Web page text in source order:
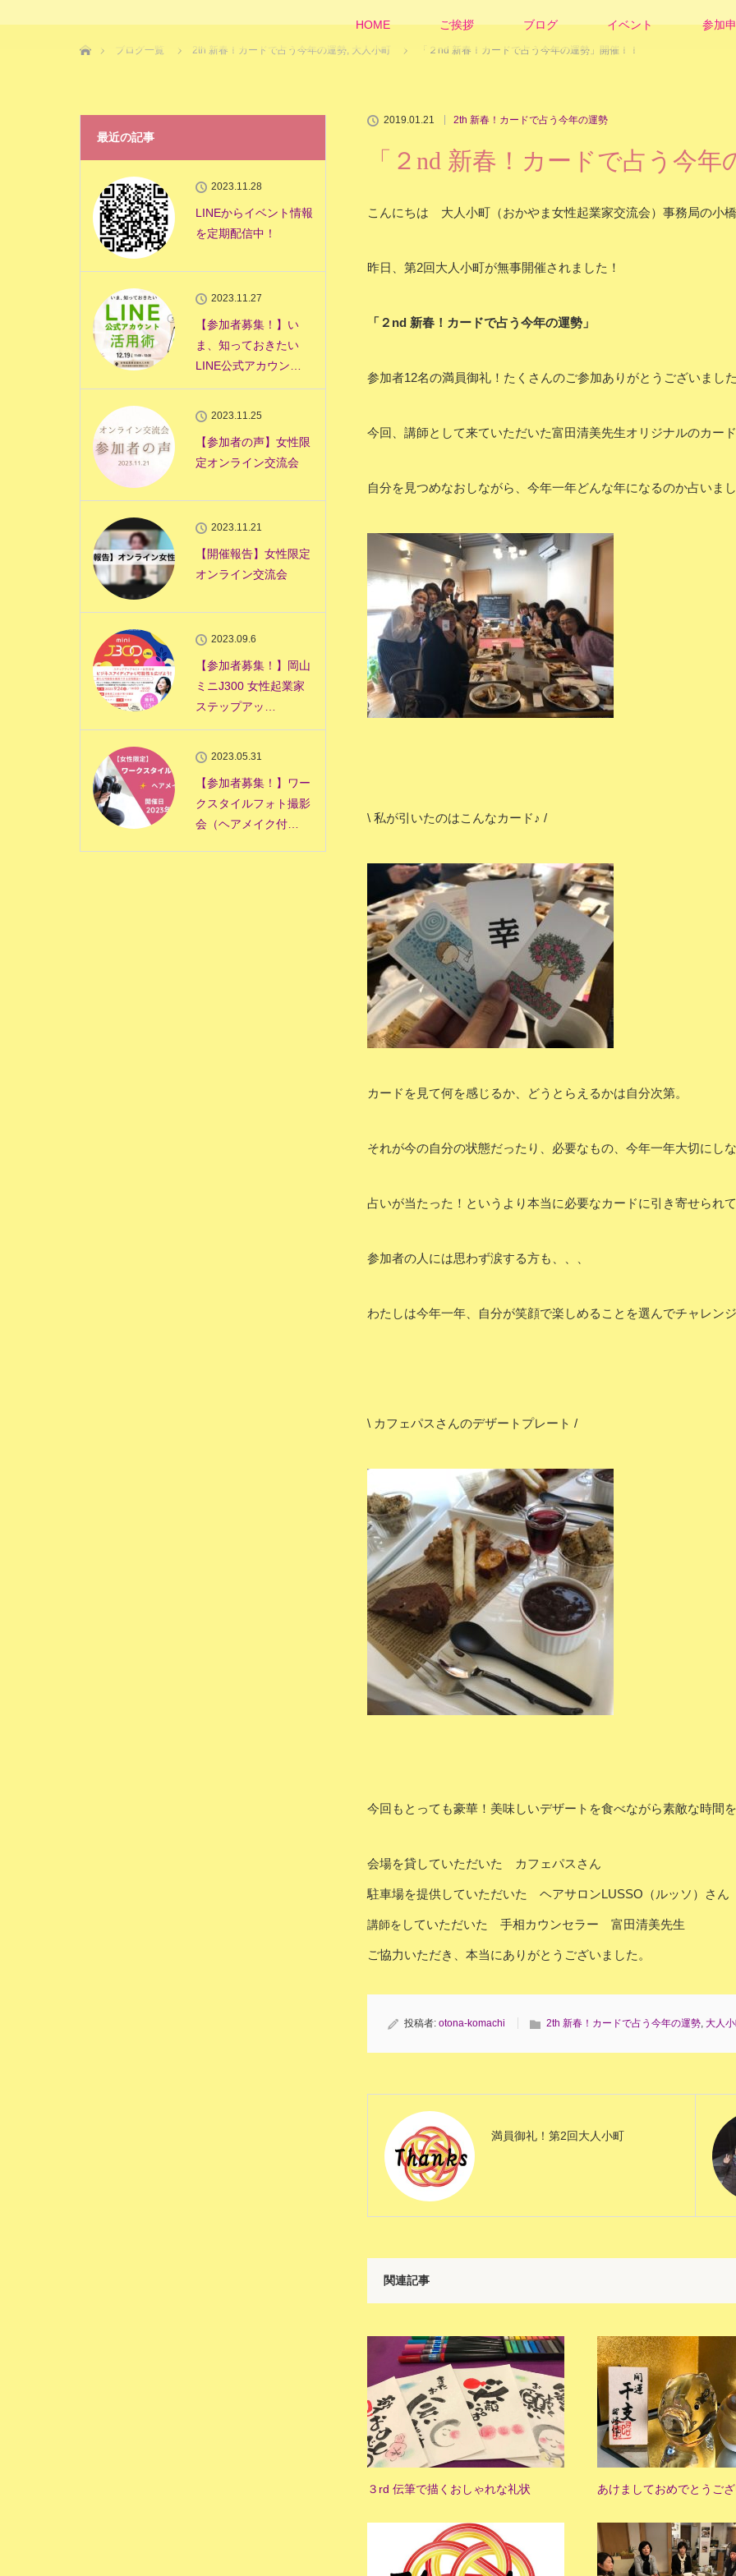
HOME ご挨拶 ブログ イベント 参加
ブログ一覧
2th 新春！カードで占う今年の運勢, 大人小町 「２nd 新春！カードで占う今年の運勢」開催！！
2019.01.21 2th 新春！カードで占う今年の運勢
「２nd 新春！カードで占う今年
こんにちは 大人小町（おかやま女性起業家交流会）事務局の小橋
昨日、第2回大人小町が無事開催されました！
「２nd 新春！カードで占う今年の運勢」
参加者12名の満員御礼！たくさんのご参加ありがとうございました
今回、講師として来ていただいた富田清美先生オリジナルのカー
自分を見つめなおしながら、今年一年どんな年になるのか占いまし
\ 私が引いたのはこんなカード♪ /
カードを見て何を感じるか、どうとらえるかは自分次第。
それが今の自分の状態だったり、必要なもの、今年一年大切にし
占いが当たった！というより本当に必要なカードに引き寄せられ
参加者の人には思わず涙する方も、、、
わたしは今年一年、自分が笑顔で楽しめることを選んでチャレン
\ カフェパスさんのデザートプレート /
今回もとっても豪華！美味しいデザートを食べながら素敵な時間を
会場を貸していただいた カフェパスさん
駐車場を提供していただいた ヘアサロンLUSSO（ルッソ）さん
講師を していただいた 手相カウンセラー 富田清美先生
ご協力いただき、本当にありがとうございました。
投稿者: otona-komachi 2th 新春！カードで占う今年の運勢, 大人
満員御礼！第2回大人小町
関連記事
３rd 伝筆で描くおしゃれな礼状 あけましておめでとうご
最近の記事
2023.11.28
LINEからイベント情報
を定期配信中！
2023.11.27
【参加者募集！】い
ま、知っておきたい
LINE公式アカウン…
2023.11.25
【参加者の声】女性限
定オンライン交流会
2023.11.21
【開催報告】女性限定
オンライン交流会
2023.09.6
【参加者募集！】岡山
ミニJ300 女性起業家
ステップアッ…
2023.05.31
【参加者募集！】ワー
クスタイルフォト撮影
会（ヘアメイク付…